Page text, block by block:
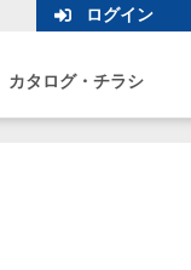
カタログ・チラシ
ログイン